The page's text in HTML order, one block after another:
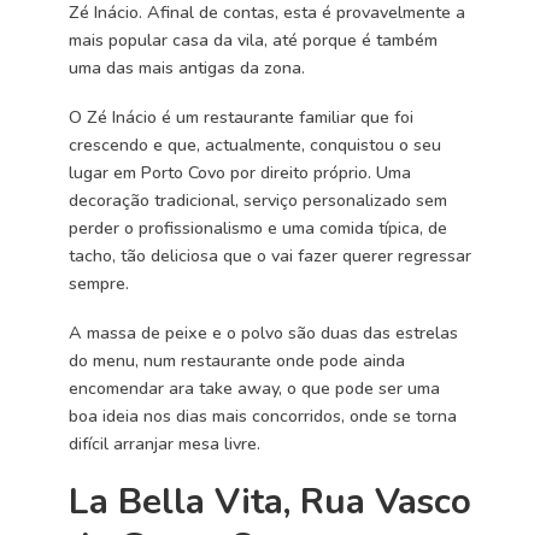
Zé Inácio. Afinal de contas, esta é provavelmente a
mais popular casa da vila, até porque é também
uma das mais antigas da zona.
O Zé Inácio é um restaurante familiar que foi
crescendo e que, actualmente, conquistou o seu
lugar em Porto Covo por direito próprio. Uma
decoração tradicional, serviço personalizado sem
perder o profissionalismo e uma comida típica, de
tacho, tão deliciosa que o vai fazer querer regressar
sempre.
A massa de peixe e o polvo são duas das estrelas
do menu, num restaurante onde pode ainda
encomendar ara take away, o que pode ser uma
boa ideia nos dias mais concorridos, onde se torna
difícil arranjar mesa livre.
La Bella Vita, Rua Vasco